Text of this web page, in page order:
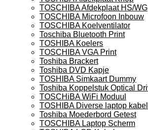
TOSCHIBA Afdekplaat HS/WG
TOSCHIBA Microfoon Inbouw
TOSCHIBA Koelventilator
Toschiba Bluetooth Print
TOSHIBA Koelers
TOSCHIBA VGA Print
Toshiba Brackert
Toshiba DVD Kapje
TOSHIBA Simkaart Dummy
Toshiba Koppelstuk Optical
TOSCHiBA WiFi Moduul
TOSHIBA Diverse laptop
Toshiba Moederbord Getest
TOSCHIBA Laptop Scherm